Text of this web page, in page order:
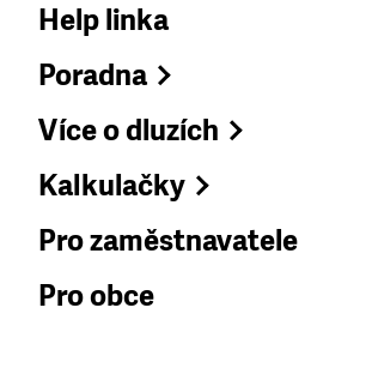
Help linka
Poradna
Více o dluzích
Kalkulačky
Pro zaměstnavatele
Pro obce